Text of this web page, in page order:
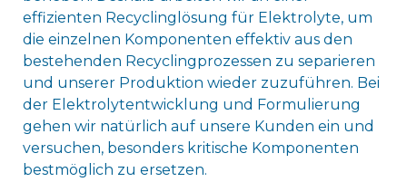
effizienten Recyclinglösung für Elektrolyte, um
die einzelnen Komponenten effektiv aus den
bestehenden Recyclingprozessen zu separieren
und unserer Produktion wieder zuzuführen. Bei
der Elektrolytentwicklung und Formulierung
gehen wir natürlich auf unsere Kunden ein und
versuchen, besonders kritische Komponenten
bestmöglich zu ersetzen.